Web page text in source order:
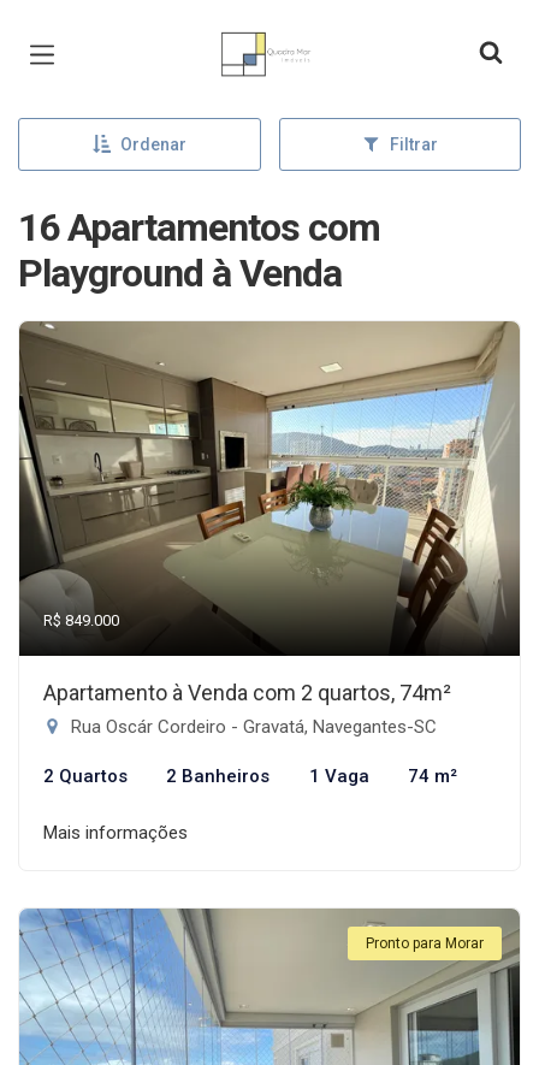
Página inicial
Ordenar Filtrar
16 Apartamentos com
Playground à Venda
R$ 849.000
Apartamento à Venda com 2 quartos, 74m²
Rua Oscár Cordeiro - Gravatá, Navegantes-SC
2 Quartos 2 Banheiros 1 Vaga 74 m²
Mais informações
Pronto para Morar